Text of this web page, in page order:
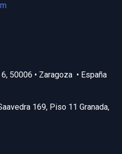
50006 • Zaragoza • España
169, Piso 11 Granada,